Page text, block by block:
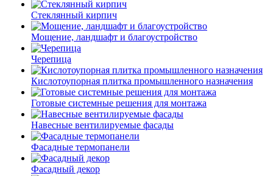
Cтеклянный кирпич
Мощение, ландшафт и благоустройство
Черепица
Кислотоупорная плитка промышленного назначения
Готовые системные решения для монтажа
Навесные вентилируемые фасады
Фасадные термопанели
Фасадный декор